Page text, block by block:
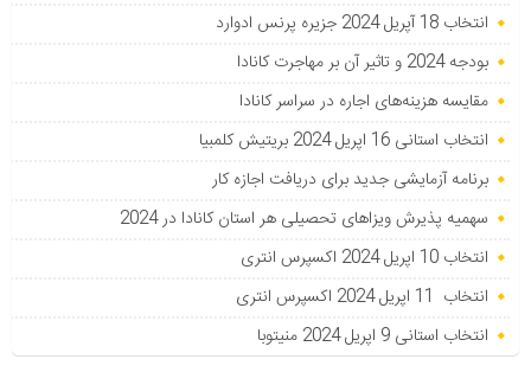
انتخاب 18 آپریل 2024 جزیره پرنس ادوارد
بودجه 2024 و تاثیر آن بر مهاجرت کانادا
مقایسه هزینه‌های اجاره در سراسر کانادا
انتخاب استانی 16 اپریل 2024 بریتیش کلمبیا
برنامه آزمایشی جدید برای دریافت اجازه کار
سهمیه پذیرش ویزاهای تحصیلی هر استان‌ کانادا در 2024
انتخاب 10 اپریل 2024 اکسپرس انتری
انتخاب 11 اپریل 2024 اکسپرس انتری
انتخاب استانی 9 اپریل 2024 منیتوبا